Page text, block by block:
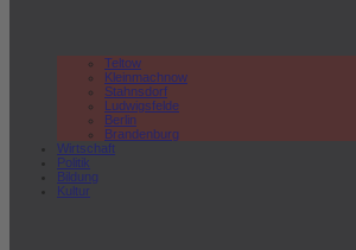
Teltow
Kleinmachnow
Stahnsdorf
Ludwigsfelde
Berlin
Brandenburg
Wirtschaft
Politik
Bildung
Kultur